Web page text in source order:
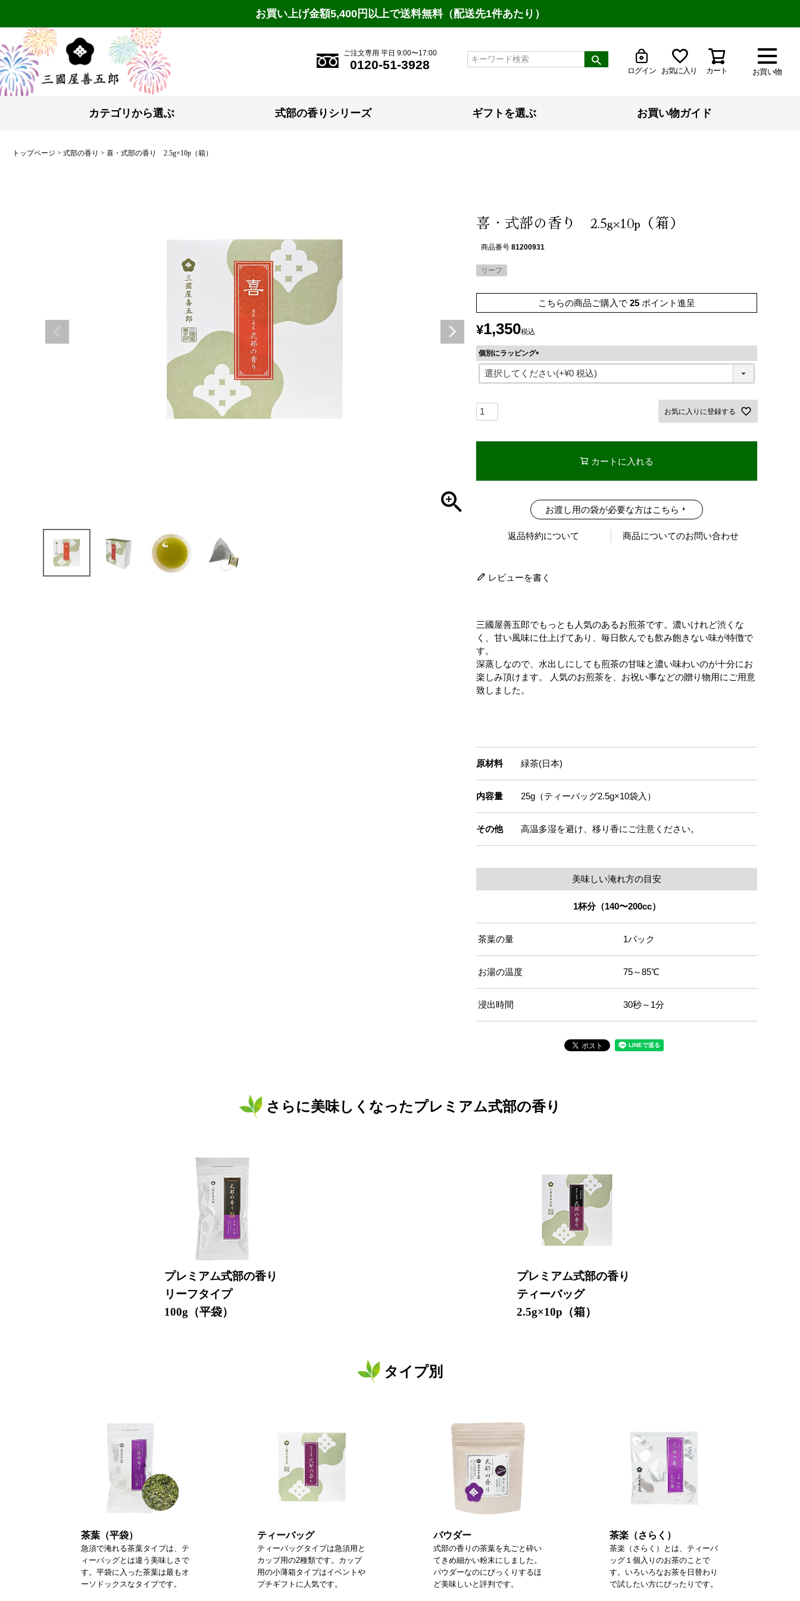
お買い上げ金額5,400円以上で送料無料（配送先1件あたり）
お買い物
ご注文専用 平日 9:00〜17:00
0120-51-3928 ログイン お気に入り カート
カテゴリから選ぶ 式部の香りシリーズ ギフトを選ぶ お買い物ガイド
トップページ 式部の香り 喜・式部の香り 2.5g×10p（箱）
喜・式部の香り 2.5g×10p（箱）
商品番号 81200931
リーフ
こちらの商品ご購入で 25 ポイント進呈
¥1,350税込
個別にラッピング
(
必
お気に入りに登録する
カートに入れる
お渡し用の袋が必要な方はこちら
返品特約について 商品についてのお問い合わせ
レビューを書く
三國屋善五郎でもっとも人気のあるお煎茶です。濃いけれど渋くな
く、甘い風味に仕上げてあり、毎日飲んでも飲み飽きない味が特徴で
す。
深蒸しなので、水出しにしても煎茶の甘味と濃い味わいのが十分にお
楽しみ頂けます。 人気のお煎茶を、お祝い事などの贈り物用にご用意
致しました。
原材料 緑茶(日本)
内容量 25g（ティーバッグ2.5g×10袋入）
その他 高温多湿を避け、移り香にご注意ください。
美味しい淹れ方の目安
1杯分（140〜200cc）
茶葉の量 1パック
お湯の温度 75～85℃
浸出時間 30秒～1分
さらに美味しくなったプレミアム式部の香り
プレミアム式部の香り
リーフタイプ
100g（平袋）
プレミアム式部の香り
ティーバッグ
2.5g×10p（箱）
タイプ別
茶葉（平袋）
急須で淹れる茶葉タイプは、テ
ィーバッグとは違う美味しさで
す。平袋に入った茶葉は最もオ
ーソドックスなタイプです。
ティーバッグ
ティーバッグタイプは急須用と
カップ用の2種類です。カップ
用の小薄箱タイプはイベントや
プチギフトに人気です。
パウダー
式部の香りの茶葉を丸ごと砕い
てきめ細かい粉末にしました。
パウダーなのにびっくりするほ
ど美味しいと評判です。
茶楽（さらく）
茶楽（さらく）とは、ティーバ
ッグ１個入りのお茶のことで
す。いろいろなお茶を日替わり
で試したい方にぴったりです。